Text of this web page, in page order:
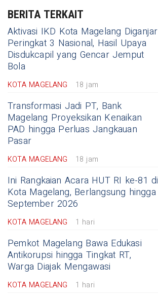
BERITA TERKAIT
Aktivasi IKD Kota Magelang Diganjar
Peringkat 3 Nasional, Hasil Upaya
Disdukcapil yang Gencar Jemput
Bola
KOTA MAGELANG 18 jam
Transformasi Jadi PT, Bank
Magelang Proyeksikan Kenaikan
PAD hingga Perluas Jangkauan
Pasar
KOTA MAGELANG 18 jam
Ini Rangkaian Acara HUT RI ke-81 di
Kota Magelang, Berlangsung hingga
September 2026
KOTA MAGELANG 1 hari
Pemkot Magelang Bawa Edukasi
Antikorupsi hingga Tingkat RT,
Warga Diajak Mengawasi
KOTA MAGELANG 1 hari